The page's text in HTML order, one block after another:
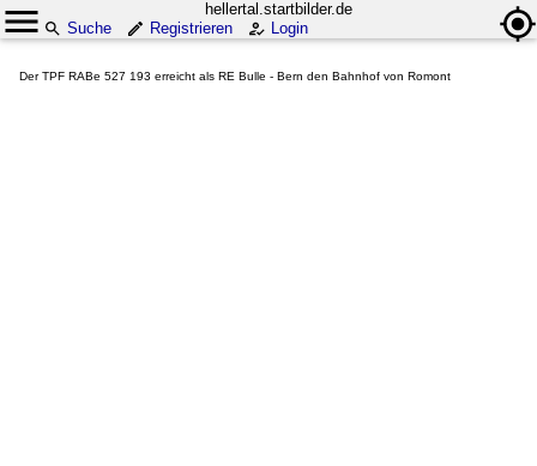
hellertal.startbilder.de
Suche
Registrieren Login
Der TPF RABe 527 193 erreicht als RE Bulle - Bern den Bahnhof von Romont